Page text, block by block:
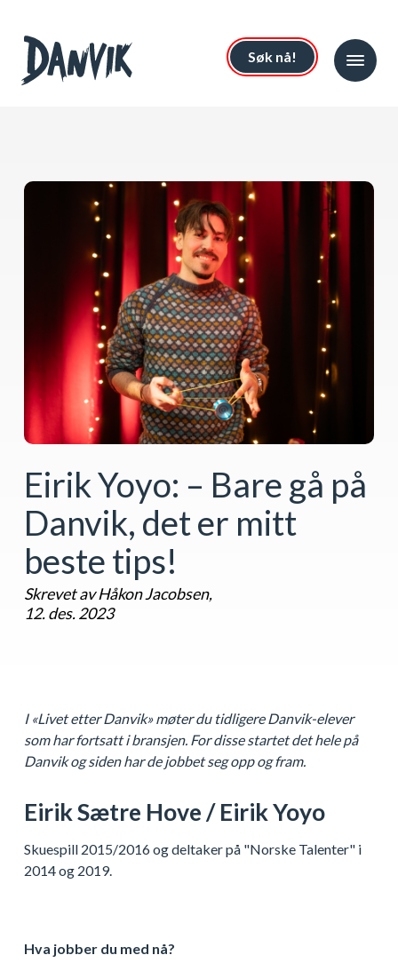
Søk nå!
Eirik Yoyo: – Bare gå på
Danvik, det er mitt
beste tips!
Skrevet av Håkon Jacobsen,
12. des. 2023
I «Livet etter Danvik» møter du tidligere Danvik-elever
som har fortsatt i bransjen. For disse startet det hele på
Danvik og siden har de jobbet seg opp og fram.
Eirik Sætre Hove / Eirik Yoyo
Skuespill 2015/2016 og deltaker på "Norske Talenter" i
2014 og 2019.
Hva jobber du med nå?